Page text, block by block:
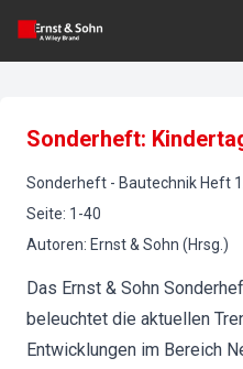
Sonderheft:
Sonderheft - Bautechnik Heft 1
Seite: 1-40
Autoren: Ernst & Sohn (Hrsg.)
Das Ernst & Sohn
beleuchtet die aktuellen
Entwicklungen im Bereich